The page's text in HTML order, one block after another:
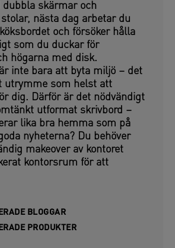
dubbla skärmar och
nästa dag arbetar du
och försöker hålla
som du duckar för
högarna med disk.
inte bara att byta miljö – det
utrymme som helst att
dig. Därför är det nödvändigt
utformat skrivbord –
lika bra hemma som på
nyheterna? Du behöver
makeover av kontoret
kontorsrum för att
BLOGGAR
PRODUKTER